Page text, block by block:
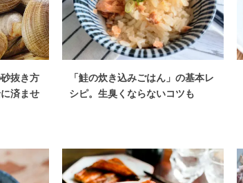
抜き方
済ませ
「鮭の炊き込みごはん」の基本レ
シピ。生臭くならないコツも